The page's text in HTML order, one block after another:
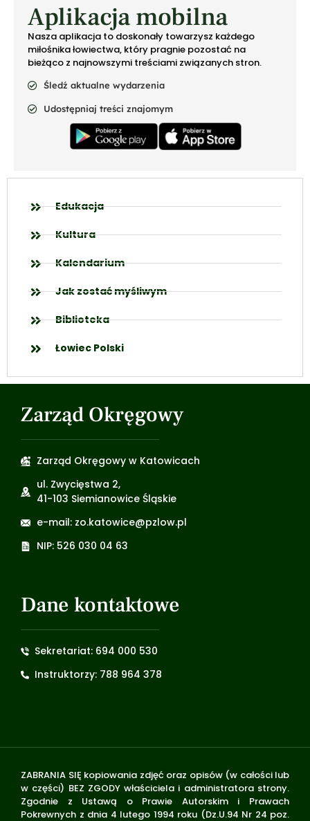
Aplikacja mobilna
Nasza aplikacja to doskonały towarzysz każdego
miłośnika łowiectwa, który pragnie pozostać na
bieżąco z najnowszymi treściami związanych stron.
Śledź aktualne wydarzenia
Udostępniaj treści znajomym
Edukacja
Kultura
Kalendarium
Jak zostać myśliwym
Biblioteka
Łowiec Polski
Zarząd Okręgowy
Zarząd Okręgowy w Katowicach
ul. Zwycięstwa 2,
41-103 Siemianowice Śląskie
e-mail: zo.katowice@pzlow.pl
NIP: 526 030 04 63
Dane kontaktowe
Sekretariat: 694 000 530
Instruktorzy: 788 964 378
ZABRANIA SIĘ kopiowania zdjęć oraz opisów (w całości lub
w części) BEZ ZGODY właściciela i administratora strony.
Zgodnie z Ustawą o Prawie Autorskim i Prawach
Pokrewnych z dnia 4 lutego 1994 roku (Dz.U.94 Nr 24 poz.